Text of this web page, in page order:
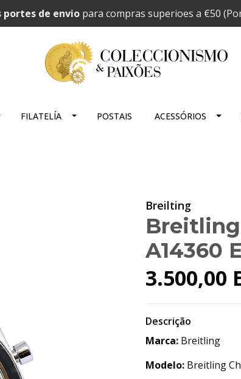
de enviopara compras superioes a €50
FILATELÍA POSTAIS ACESSÓRIOS
Breilting
A14360
3.500,00
Descrição
Marca: Breitling
Modelo: Breitling